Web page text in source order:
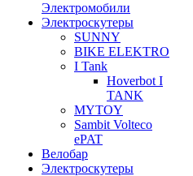
Электромобили
Электроскутеры
SUNNY
BIKE ELEKTRO
I Tank
Hoverbot I
TANK
MYTOY
Sambit Volteco
ePAT
Велобар
Электроскутеры